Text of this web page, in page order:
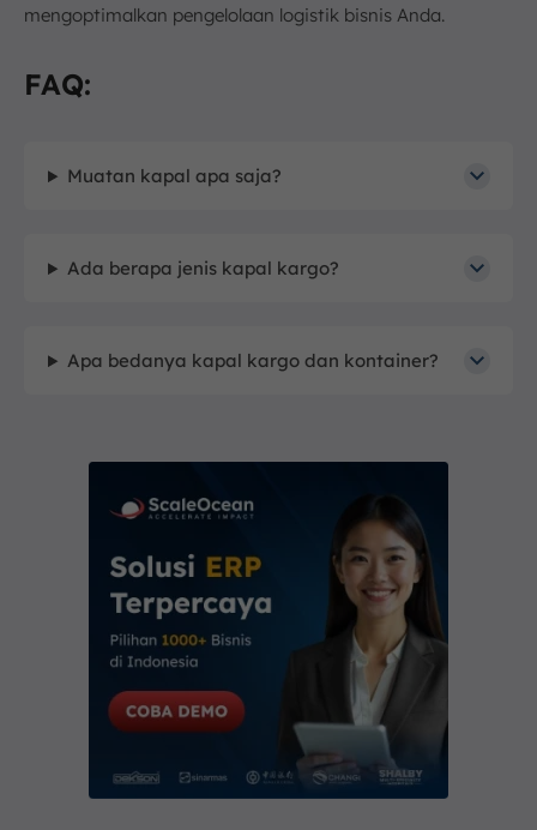
mengoptimalkan pengelolaan logistik bisnis Anda.
FAQ:
Muatan kapal apa saja?
Ada berapa jenis kapal kargo?
Apa bedanya kapal kargo dan kontainer?